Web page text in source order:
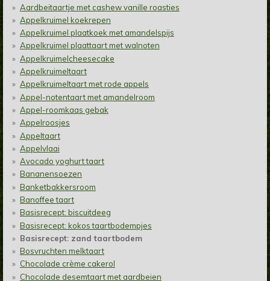
Aardbeitaartje met cashew vanille roasties
Appelkruimel koekrepen
Appelkruimel plaatkoek met amandelspijs
Appelkruimel plaattaart met walnoten
Appelkruimelcheesecake
Appelkruimeltaart
Appelkruimeltaart met rode appels
Appel-notentaart met amandelroom
Appel-roomkaas gebak
Appelroosjes
Appeltaart
Appelvlaai
Avocado yoghurt taart
Bananensoezen
Banketbakkersroom
Banoffee taart
Basisrecept: biscuitdeeg
Basisrecept: kokos taartbodempjes
Basisrecept: zand taartbodem
Bosvruchten melktaart
Chocolade crème cakerol
Chocolade desemtaart met aardbeien